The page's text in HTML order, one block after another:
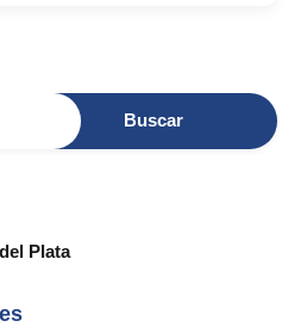
Buscar
Plata